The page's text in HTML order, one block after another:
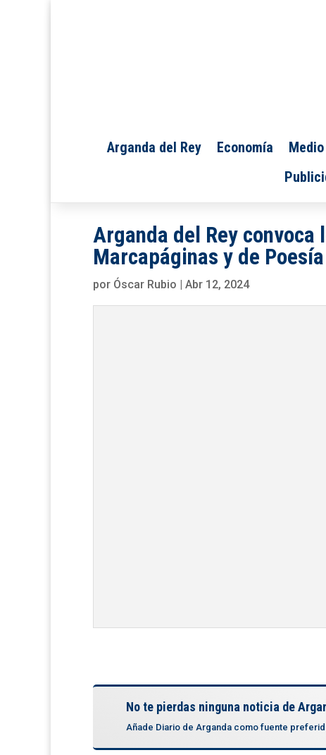
Arganda del Rey Economía
Arganda del Rey
Marcapáginas y de
por Óscar Rubio | Abr 12, 2024
No te pierdas ninguna noticia de
Añade Diario de Arganda como fuente